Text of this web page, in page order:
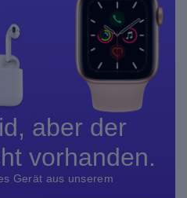
aber der
vorhanden.
Gerät aus unserem